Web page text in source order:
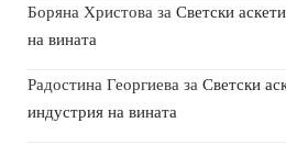
Боряна Христова за Светски
на вината
Радостина Георгиева за Светски
индустрия на вината